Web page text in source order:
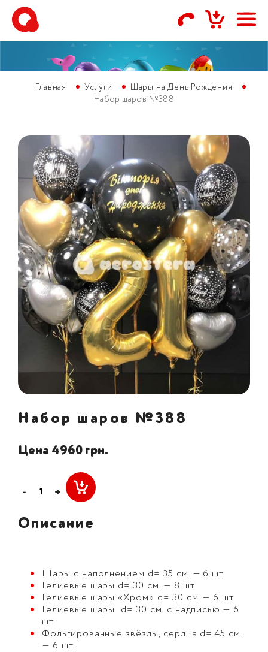
Главная Услуги
Шары на День Рождения
Набор шаров №388
Набор шаров №388
Цена 4960 грн.
- +
Описание
Шары с наполнением d= 35 см. — 6 шт.
Гелиевые шары d= 30 см. — 8 шт.
Гелиевые шары «Хром» d= 30 см. — 6 шт.
Гелиевые шары d= 30 см. с надписью — 6
шт.
Фольгированные звёзды, сердца d= 45 см.
— 6 шт.